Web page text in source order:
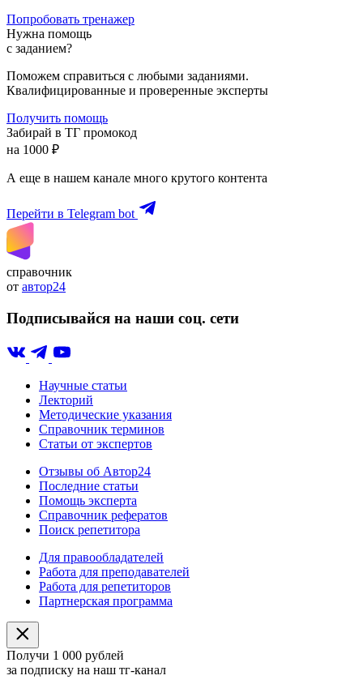
Попробовать тренажер
Нужна помощь
с заданием?
Поможем справиться с любыми заданиями.
Квалифицированные и проверенные эксперты
Получить помощь
Забирай в ТГ промокод
на 1000 ₽
А еще в нашем канале много крутого контента
Перейти в Telegram bot
справочник
от автор24
Подписывайся на наши соц. сети
Научные статьи
Лекторий
Методические указания
Справочник терминов
Статьи от экспертов
Отзывы об Автор24
Последние статьи
Помощь эксперта
Справочник рефератов
Поиск репетитора
Для правообладателей
Работа для преподавателей
Работа для репетиторов
Партнерская программа
Получи 1 000 рублей
за подписку на наш тг-канал